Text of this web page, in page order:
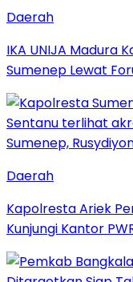
Daerah
IKA UNIJA Madura
Sumenep Lewat
Daerah
Kapolresta Ariek
Kunjungi Kantor